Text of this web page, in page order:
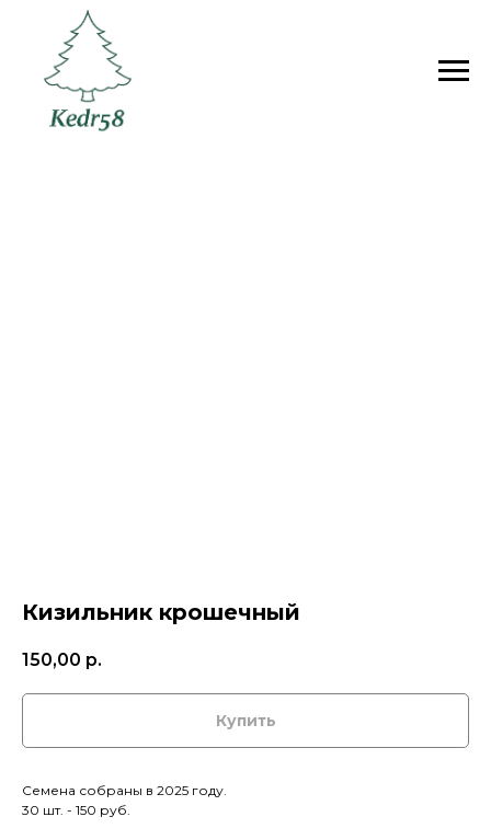
Кизильник крошечный
150,00 р.
Купить
Семена собраны в 2025 году.
30 шт. - 150 руб.